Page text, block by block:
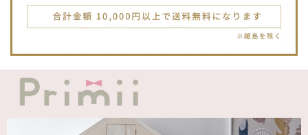
です。Primiiさんでお迎えした子はみんな可愛い子なので嬉
しいです。
greige
2025/12/12